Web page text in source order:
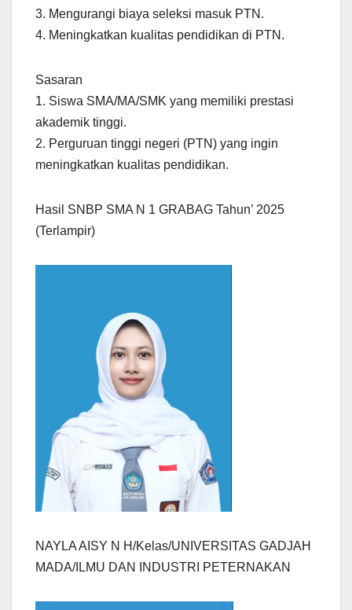
3. Mengurangi biaya seleksi masuk PTN.
4. Meningkatkan kualitas pendidikan di PTN.
Sasaran
1. Siswa SMA/MA/SMK yang memiliki prestasi
akademik tinggi.
2. Perguruan tinggi negeri (PTN) yang ingin
meningkatkan kualitas pendidikan.
Hasil SNBP SMA N 1 GRABAG Tahun’ 2025
(Terlampir)
NAYLA AISY N H/Kelas/UNIVERSITAS GADJAH
MADA/ILMU DAN INDUSTRI PETERNAKAN